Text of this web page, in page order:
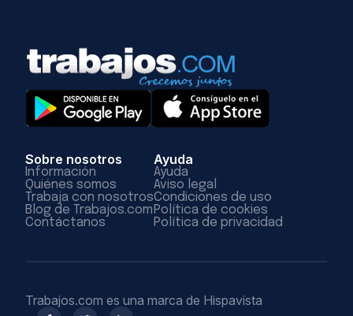
Sobre nosotros
Información
Quiénes somos
Trabaja con nosotros
Blog de Trabajos.com
Contáctanos
Ayuda
Ayuda
Aviso legal
Condiciones de uso
Política de cookies
Política de privacidad
Trabajos.com es una marca de Hispavista